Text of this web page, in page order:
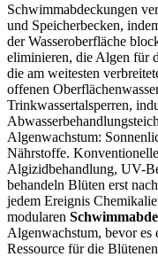
Schwimmabdeckungen
und Speicherbecken,
der Wasseroberfläche
eliminieren, die Algen für
die am weitesten
offenen
Trinkwassertalsperren,
Algenwachstum:
Nährstoffe.
Algizidbehandlung, UV-
behandeln Blüten erst
jedem Ereignis
modularen
Algenwachstum, bevor es
Ressource für die